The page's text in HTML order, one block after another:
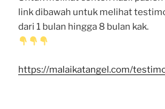
link dibawah untuk melihat
dari 1 bulan hingga 8 bulan kak.
https://malaikatangel.com/